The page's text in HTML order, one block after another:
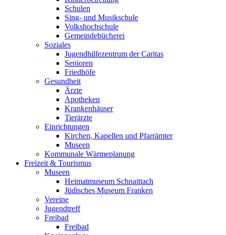
Schulen
Sing- und Musikschule
Volkshochschule
Gemeindebücherei
Soziales
Jugendhilfezentrum der Caritas
Senioren
Friedhöfe
Gesundheit
Ärzte
Apotheken
Krankenhäuser
Tierärzte
Einrichtungen
Kirchen, Kapellen und Pfarrämter
Museen
Kommunale Wärmeplanung
Freizeit & Tourismus
Museen
Heimatmuseum Schnaittach
Jüdisches Museum Franken
Vereine
Jugendtreff
Freibad
Freibad